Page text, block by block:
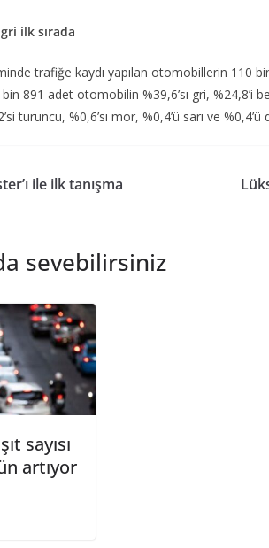
ilk sırada
trafiğe kaydı yapılan otomobillerin 110
891 adet otomobilin %39,6’sı gri, %24,8’i
turuncu, %0,6’sı mor, %0,4’ü sarı ve
ile ilk tanışma
sevebilirsiniz
sayısı
artıyor